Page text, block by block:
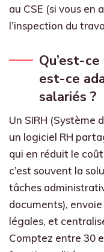
au CSE (si vous en
l’inspection du
Qu’est-
est-ce
salariés ?
Un SIRH (Système
un logiciel RH
qui en réduit le
c’est souvent la
tâches
documents),
légales, et
Comptez entre 30